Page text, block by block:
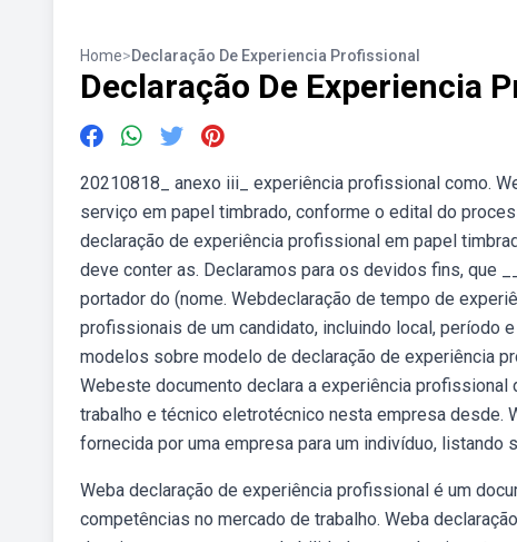
Home>Declaração De Experiencia Profissional
Declaração De Experiencia
20210818_ anexo iii_ experiência profissional como.
serviço em papel timbrado, conforme o edital do
declaração de experiência profissional em papel
deve conter as. Declaramos para os devidos fins, que
portador do (nome. Webdeclaração de tempo de
profissionais de um candidato, incluindo local, período
modelos sobre modelo de declaração de experiência
Webeste documento declara a experiência
trabalho e técnico eletrotécnico nesta empresa desde.
fornecida por uma empresa para um indivíduo,
Weba declaração de experiência profissional é um
competências no mercado de trabalho. Weba